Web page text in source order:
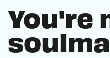
You're